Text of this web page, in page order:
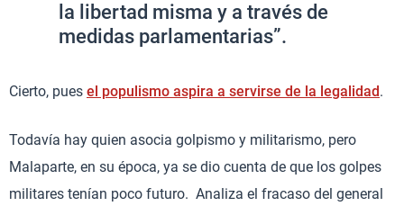
la libertad misma y a través de
medidas parlamentarias”.
Cierto, pues el populismo aspira a servirse de la legalidad.
Todavía hay quien asocia golpismo y militarismo, pero
Malaparte, en su época, ya se dio cuenta de que los golpes
militares tenían poco futuro. Analiza el fracaso del general